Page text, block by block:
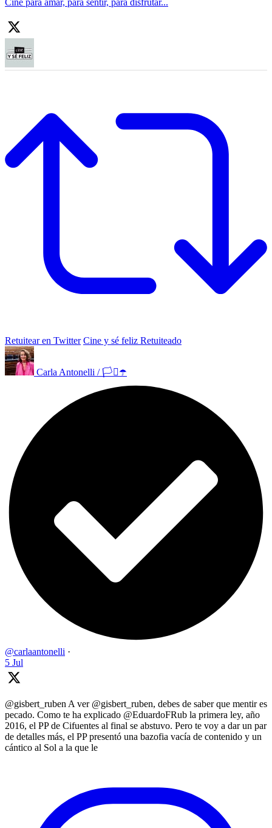
Cine para amar, para sentir, para disfrutar...
Retuitear en Twitter Cine y sé feliz Retuiteado
Carla Antonelli / 🏳️‍⚧️☂️
@carlaantonelli ·
5 Jul
@gisbert_ruben A ver @gisbert_ruben, debes de saber que mentir es
pecado. Como te ha explicado @EduardoFRub la primera ley, año
2016, el PP de Cifuentes al final se abstuvo. Pero te voy a dar un par
de detalles más, el PP presentó una bazofia vacía de contenido y un
cántico al Sol a la que le